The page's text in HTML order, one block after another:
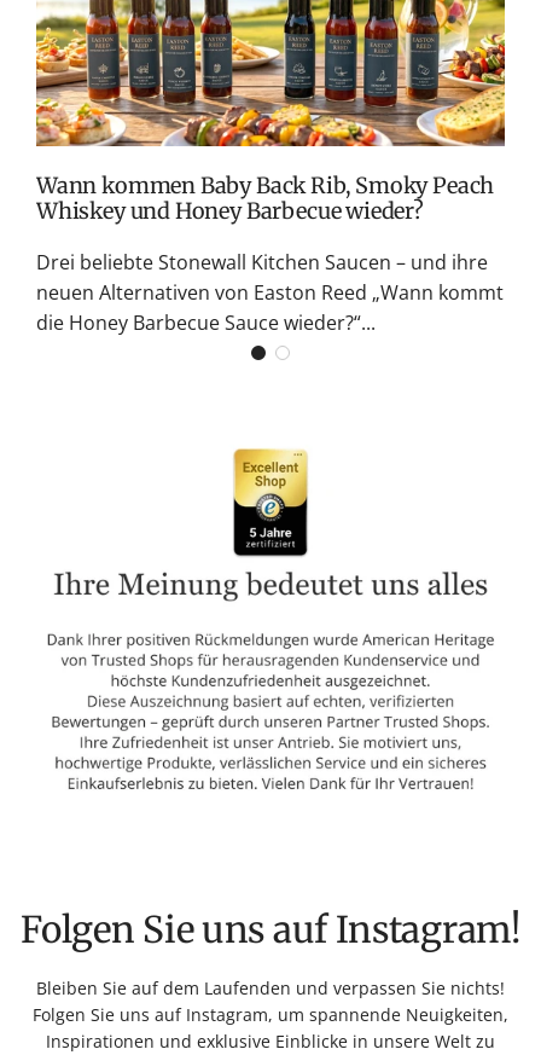
Wann kommen Baby Back Rib, Smoky Peach
Whiskey und Honey Barbecue wieder?
Drei beliebte Stonewall Kitchen Saucen – und ihre
neuen Alternativen von Easton Reed „Wann kommt
die Honey Barbecue Sauce wieder?“...
Folgen Sie uns auf Instagram!
Bleiben Sie auf dem Laufenden und verpassen Sie nichts!
Folgen Sie uns auf Instagram, um spannende Neuigkeiten,
Inspirationen und exklusive Einblicke in unsere Welt zu